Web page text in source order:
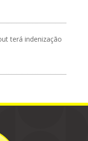
terá indenização